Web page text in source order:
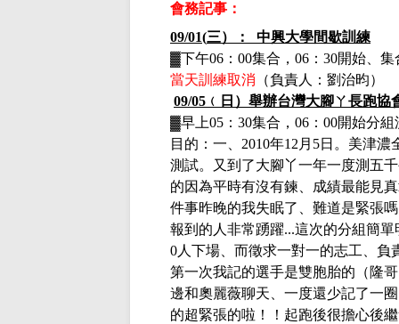
會務記事：
09/01(三）：
中興大學間歇訓練
▓下午06 ： 00集合， 06 ： 30開始、
當天訓練取消 （負責人：劉治昀）
09/05 ﹙日）舉辦台灣大腳ㄚ長跑協
▓早上05 ： 30集合， 06 ： 00開始分
目的：一、 2010年12 月 5日。美津濃
測試。
又到了大腳丫一年一度測五
的因為平時有沒有鍊、成績最能見
件事昨晚的我失眠了、難道是緊張
報到的人非常踴躍...這次的分組簡
0人下場、而徵求一對一的志工、
第一次我記的選手是雙胞胎的（隆
邊和奧麗薇聊天、一度還少記了一
的超緊張的啦！！起跑後很擔心後